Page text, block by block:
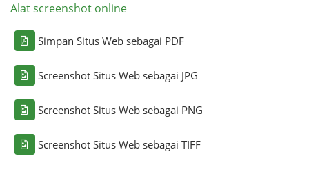
Alat screenshot online
Simpan Situs Web sebagai PDF
Screenshot Situs Web sebagai JPG
Screenshot Situs Web sebagai PNG
Screenshot Situs Web sebagai TIFF